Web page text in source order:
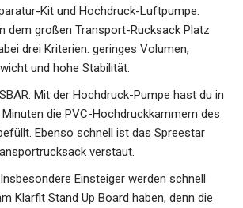
Kit und Hochdruck-Luftpumpe.
dem großen Transport-Rucksack Platz
drei Kriterien: geringes Volumen,
und hohe Stabilität.
Mit der Hochdruck-Pumpe hast du in
die PVC-Hochdruckkammern des
Ebenso schnell ist das Spreestar
verstaut.
Einsteiger werden schnell
Klarfit Stand Up Board haben, denn die